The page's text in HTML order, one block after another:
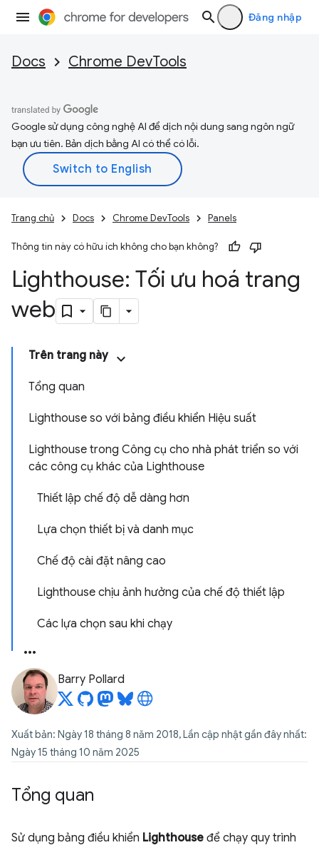
Đăng nhập
Docs Chrome DevTools
Google sử dụng công nghệ AI để dịch nội dung sang ngôn ngữ
bạn ưu tiên. Bản dịch bằng AI có thể có lỗi.
Trang chủ Docs Chrome DevTools Panels
Thông tin này có hữu ích không cho bạn không?
Lighthouse: Tối ưu hoá trang
web
Trên trang này
Tổng quan
Lighthouse so với bảng điều khiển Hiệu suất
Lighthouse trong Công cụ cho nhà phát triển so với
các công cụ khác của Lighthouse
Thiết lập chế độ dễ dàng hơn
Lựa chọn thiết bị và danh mục
Chế độ cài đặt nâng cao
Lighthouse chịu ảnh hưởng của chế độ thiết lập
Các lựa chọn sau khi chạy
Barry Pollard
Xuất bản: Ngày 18 tháng 8 năm 2018, Lần cập nhật gần đây nhất:
Ngày 15 tháng 10 năm 2025
Tổng quan
Sử dụng bảng điều khiển Lighthouse để chạy quy trình